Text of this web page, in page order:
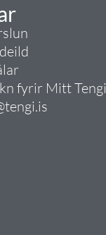
fyrir Mitt Tengi